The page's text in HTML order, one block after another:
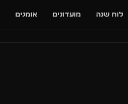
לוח שנה מועדונים אומנים